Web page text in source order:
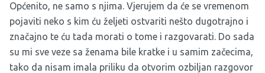
Općenito, ne samo s njima. Vjerujem da će se vremenom
pojaviti neko s kim ću željeti ostvariti nešto dugotrajno i
značajno te ću tada morati o tome i razgovarati. Do sada
su mi sve veze sa ženama bile kratke i u samim začecima,
tako da nisam imala priliku da otvorim ozbiljan razgovor